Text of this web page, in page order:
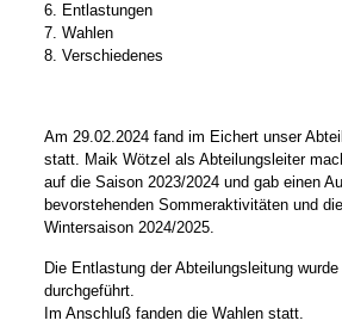
6. Entlastungen
7. Wahlen
8. Verschiedenes
Am 29.02.2024 fand im Eichert unser
statt. Maik Wötzel als Abteilungsleiter
auf die Saison 2023/2024 und gab einen
bevorstehenden Sommeraktivitäten und
Wintersaison 2024/2025.
Die Entlastung der Abteilungsleitung
durchgeführt.
Im Anschluß fanden die Wahlen statt.